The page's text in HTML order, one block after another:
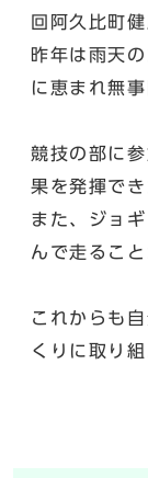
回阿久比町
昨年は雨天
に恵まれ無
競技の部に
果を発揮でき
また、ジョ
んで走るこ
これからも
くりに取り